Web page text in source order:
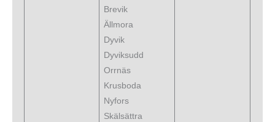
Brevik
Ällmora
Dyvik
Dyviksudd
Orrnäs
Krusboda
Nyfors
Skälsättra